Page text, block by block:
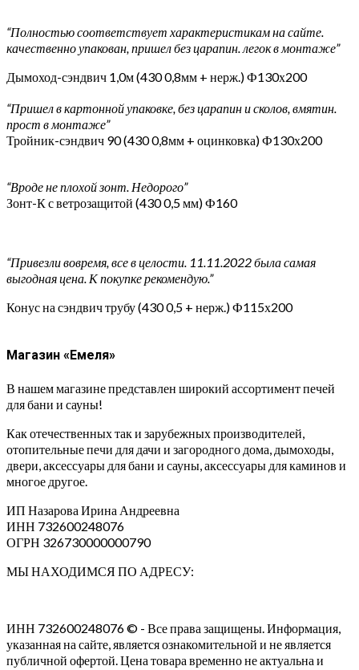
“Полностью соответствует характеристикам на сайте.
качественно упакован, пришел без царапин. легок в монтаже”
Дымоход-сэндвич 1,0м (430 0,8мм + нерж.) Ф130х200
“Пришел в картонной упаковке, без царапин и сколов, вмятин.
прост в монтаже”
Тройник-сэндвич 90 (430 0,8мм + оцинковка) Ф130х200
“Вроде не плохой зонт. Недорого”
Зонт-К с ветрозащитой (430 0,5 мм) Ф160
“Привезли вовремя, все в целости. 11.11.2022 была самая
выгодная цена. К покупке рекомендую.”
Конус на сэндвич трубу (430 0,5 + нерж.) Ф115х200
Магазин «Емеля»
В нашем магазине представлен широкий ассортимент печей
для бани и сауны!
Как отечественных так и зарубежных производителей,
отопительные печи для дачи и загородного дома, дымоходы,
двери, аксессуары для бани и сауны, аксессуары для каминов и
многое другое.
ИП Назарова Ирина Андреевна⁠
ИНН 732600248076
ОГРН 326730000000790
МЫ НАХОДИМСЯ ПО АДРЕСУ:
ИНН 732600248076 © - Все права защищены. Информация,
указанная на сайте, является ознакомительной и не является
публичной офертой. Цена товара временно не актуальна и